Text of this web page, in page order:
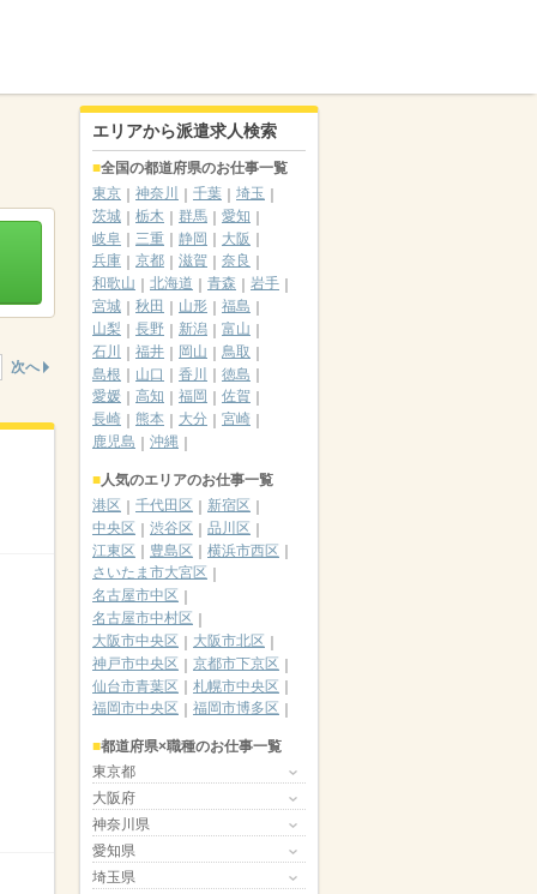
次へ
エリアから派遣求人検索
全国の都道府県のお仕事一覧
東京
神奈川 千葉
埼玉
茨城
栃木 群馬
愛知
岐阜
三重 静岡
大阪
兵庫
京都 滋賀
奈良
和歌山
北海道 青森
岩手
宮城
秋田 山形
福島
山梨
長野 新潟
富山
石川
福井 岡山
鳥取
島根
山口 香川
徳島
愛媛
高知 福岡
佐賀
長崎
熊本 大分
宮崎
鹿児島
沖縄
人気のエリアのお仕事一覧
港区
千代田区
新宿区
中央区
渋谷区
品川区
江東区
豊島区
横浜市西区
さいたま市大宮区
名古屋市中区
名古屋市中村区
大阪市中央区
大阪市北区
神戸市中央区
京都市下京区
仙台市青葉区
札幌市中央区
福岡市中央区
福岡市博多区
都道府県×職種のお仕事一覧
東京都
大阪府
神奈川県
愛知県
埼玉県